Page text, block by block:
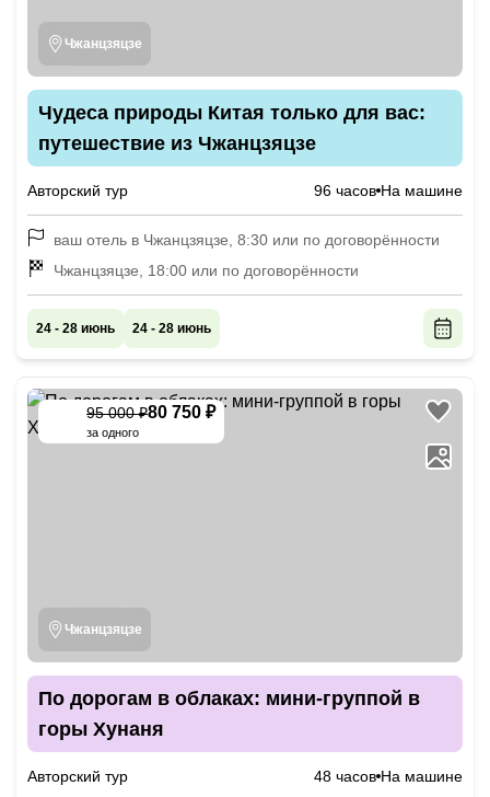
Чжанцзяцзе
Чудеса природы Китая только для вас:
путешествие из Чжанцзяцзе
Авторский тур 96 часов На машине
ваш отель в Чжанцзяцзе, 8:30 или по договорённости
Чжанцзяцзе, 18:00 или по договорённости
24 - 28 июнь 24 - 28 июнь
95 000 ₽80 750 ₽
за одного
Чжанцзяцзе
По дорогам в облаках: мини-группой в
горы Хунаня
Авторский тур 48 часов На машине